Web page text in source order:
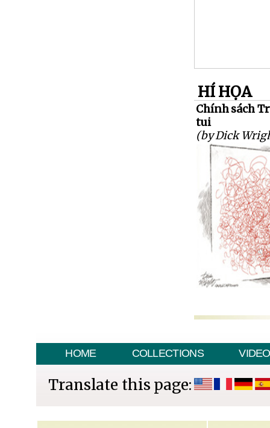
HÍ HỌA
Chính sách
tui
(by Dick
HOME COLLECTIONS VIDEO
Translate this page: